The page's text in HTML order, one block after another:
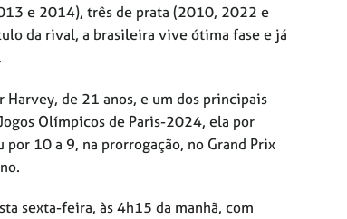
e 2014), três de prata (2010, 2022 e
da rival, a brasileira vive ótima fase e já
Harvey, de 21 anos, e um dos principais
Olímpicos de Paris-2024, ela por
10 a 9, na prorrogação, no Grand Prix
sexta-feira, às 4h15 da manhã, com